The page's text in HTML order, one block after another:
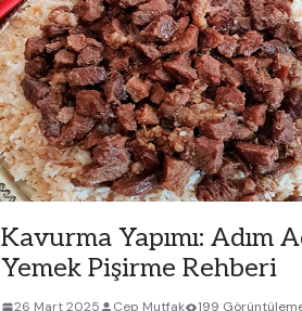
Kavurma Yapımı: Adım
Yemek Pişirme Rehberi
26 Mart 2025 Cep Mutfak 199